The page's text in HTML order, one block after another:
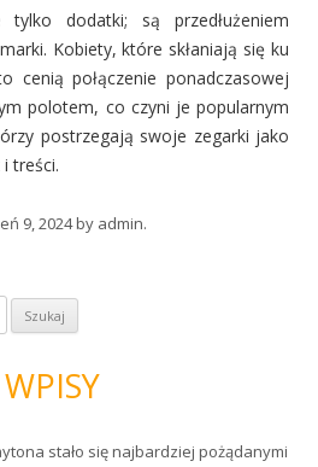
dodatki; są przedłużeniem
Kobiety, które skłaniają się ku
cenią połączenie ponadczasowej
polotem, co czyni je popularnym
postrzegają swoje zegarki jako
treści.
9, 2024by admin.
stało się najbardziej pożądanymi